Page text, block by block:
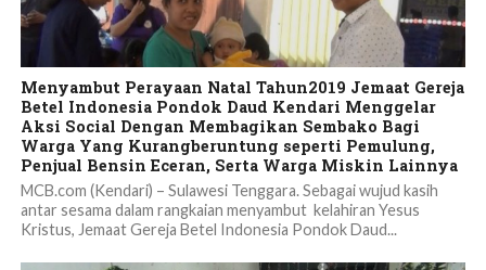
Menyambut Perayaan Natal Tahun2019 Jemaat Gereja
Betel Indonesia Pondok Daud Kendari Menggelar
Aksi Social Dengan Membagikan Sembako Bagi
Warga Yang Kurangberuntung seperti Pemulung,
Penjual Bensin Eceran, Serta Warga Miskin Lainnya
MCB.com (Kendari) – Sulawesi Tenggara. Sebagai wujud kasih
antar sesama dalam rangkaian menyambut kelahiran Yesus
Kristus, Jemaat Gereja Betel Indonesia Pondok Daud...